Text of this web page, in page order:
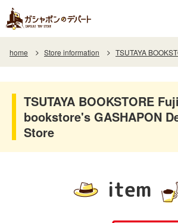
home Store information TSUTAYA BOOKSTORE Fujinoki
TSUTAYA BOOKSTORE
bookstore's GASHAPON
Store
item